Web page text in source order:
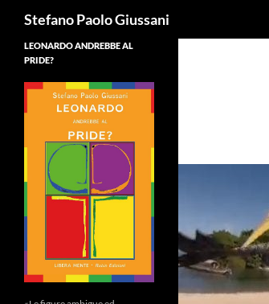
Stefano Paolo Giussani
LEONARDO ANDREBBE AL
PRIDE?